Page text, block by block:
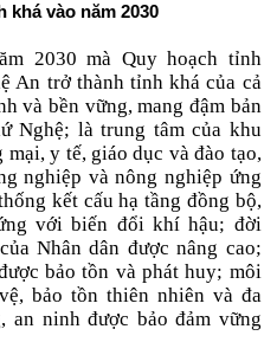
khá vào năm 2030
2030 mà Quy hoạch tỉnh
An trở thành tỉnh khá của cả
và bền vững, mang đậm bản
Nghệ; là trung tâm của khu
y tế, giáo dục và đào tạo,
nghiệp và nông nghiệp ứng
kết cấu hạ tầng đồng bộ,
với biến đổi khí hậu; đời
Nhân dân được nâng cao;
bảo tồn và phát huy; môi
bảo tồn thiên nhiên và đa
an ninh được bảo đảm vững